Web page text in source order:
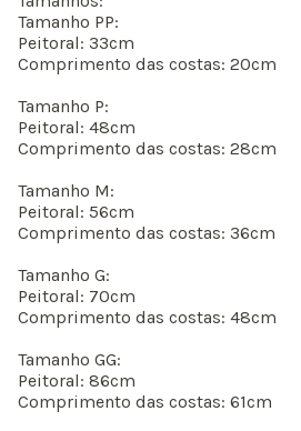
Tamanho PP:
Peitoral: 33cm
Comprimento das costas: 20cm
Tamanho P:
Peitoral: 48cm
Comprimento das costas: 28cm
Tamanho M:
Peitoral: 56cm
Comprimento das costas: 36cm
Tamanho G:
Peitoral: 70cm
Comprimento das costas: 48cm
Tamanho GG:
Peitoral: 86cm
Comprimento das costas: 61cm